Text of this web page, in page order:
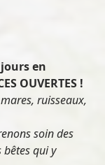
jours en
OUVERTES !
ruisseaux,
soin des
qui y